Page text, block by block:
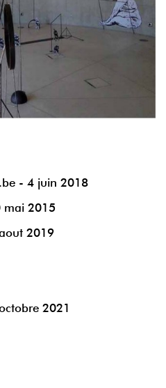
- 4 juin 2018
mai 2015
2019
2021